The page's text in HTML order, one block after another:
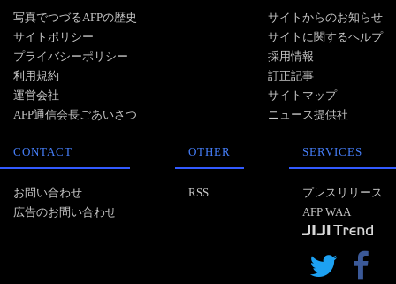
写真でつづるAFPの歴史
サイトポリシー
プライバシーポリシー
利用規約
運営会社
AFP通信会長ごあいさつ
サイトからのお知らせ
サイトに関するヘルプ
採用情報
訂正記事
サイトマップ
ニュース提供社
CONTACT
お問い合わせ
広告のお問い合わせ
OTHER
RSS
SERVICES
プレスリリース
AFP WAA